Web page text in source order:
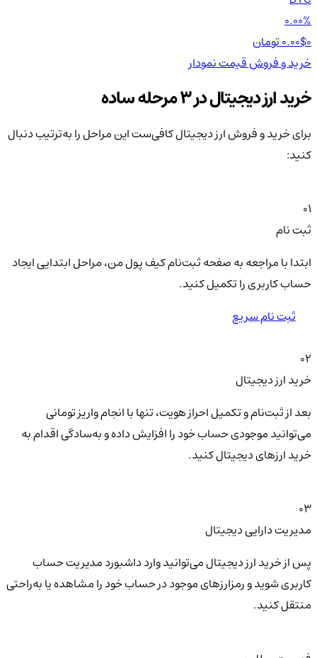
0.00%
0.00$
خرید و فروشقیمتنمودار
خرید ارز دیجیتال در 3 مرحله ساده
برای خرید و فروش ارز دیجیتال کافی‌ست این مراحل را به‌ترتیب دنبال
کنید:
01
ثبت نام
ابتدا با مراجعه به صفحه ثبت‌نام کیف‌ پول من، مراحل ابتدایی ایجاد
حساب کاربری را تکمیل کنید.
ثبت نام سریع
02
خرید ارز دیجیتال
بعد از ثبت‌نام و تکمیل احراز هویت، تنها با انجام واریز تومانی
می‌توانید موجودی حساب خود را افزایش داده و به‌سادگی اقدام به
خرید ارزهای دیجیتال کنید.
03
مدیریت دارایی دیجیتال
پس از خرید ارز دیجیتال می‌توانید وارد داشبورد مدیریت حساب
کاربری شوید و رمزارزهای موجود در حساب خود را مشاهده یا به‌راحتی
منتقل کنید.